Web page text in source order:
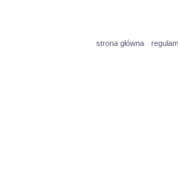
strona główna